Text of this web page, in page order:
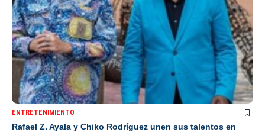
ENTRETENIMIENTO
Rafael Z. Ayala y Chiko Rodríguez unen sus talentos en